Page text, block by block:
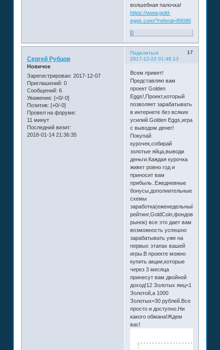
волшебная палочка!
https://www.gold-
eggs.com/?referal=89086
0
Поделиться
17
2017-12-22 01:46:13
Сергей Рубцов
Новичок
Зарегистрирован: 2017-12-07
Приглашений: 0
Сообщений: 6
Уважение: [+0/-0]
Позитив: [+0/-0]
Провел на форуме:
11 минут
Последний визит:
2018-01-14 21:36:35
Всем привет!
Представляю вам
проект Golden
Eggs!,Проект,который
позволяет зарабатывать
в интернете без всяких
усилий.Golden Eggs,игра
с выводом денег!
Покупай
курочек,собирай
золотые яйца,выводи
деньги.Каждая курочка
живет ровно год и
приносит вам
прибыль..Ежедневные
бонусы,дополнительные
схемы
заработка(еженедельный
рейтинг,GoldCoin,фондовый
рынок) все это дает вам
возможность успешно
зарабатывать уже на
первых этапах вашей
игры.В проекте можно
купить акции,которые
через 3 месяца
принесут вам двойной
доход!12 Золотых яиц=1
Золотой,а 1000
Золотых=30 рублей.Все
просто и доступно.Ни
какого обмана!Ждем
вас!